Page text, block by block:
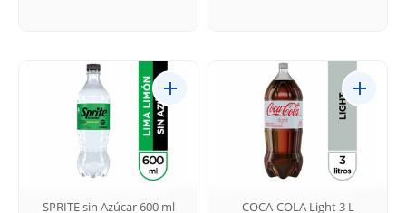
SPRITE sin Azúcar 600 ml COCA-COLA Light 3 L